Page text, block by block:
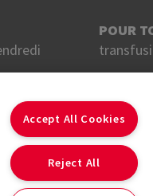
POUR
Accept All Cookies
Reject All